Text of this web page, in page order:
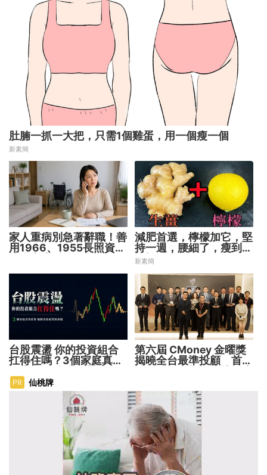
肚腩一抓一大把，只需1個雞蛋，用一個瘦一個
新素簡
家人重病別急著辭職！善
用1966、1955長照資源
減肥首選，檸檬加它，堅
持一週，腰細了，瘦到你
懷疑人生
新素簡
台股震盪 你的投資組合
扛得住嗎？3個家庭真實
傷
第六屆 CMoney 金曜獎
揭曉全台最準投顧 首度
下一代
PR 仙桃牌